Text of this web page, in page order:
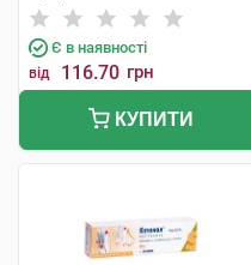
Є в наявності
від 116.70 грн
КУПИТИ